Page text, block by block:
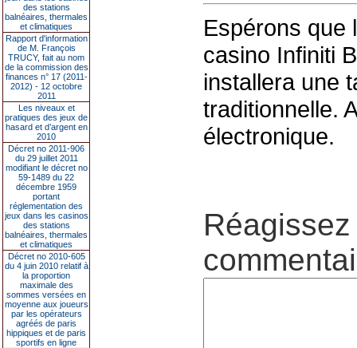
des stations
balnéaires, thermales
et climatiques
Rapport d'information
de M. François
TRUCY, fait au nom
de la commission des
finances n° 17 (2011-
2012) - 12 octobre
2011
Les niveaux et
pratiques des jeux de
hasard et d’argent en
2010
Décret no 2011-906
du 29 juillet 2011
modifiant le décret no
59-1489 du 22
décembre 1959
portant
réglementation des
jeux dans les casinos
des stations
balnéaires, thermales
et climatiques
Décret no 2010-605
du 4 juin 2010 relatif à
la proportion
maximale des
sommes versées en
moyenne aux joueurs
par les opérateurs
agréés de paris
hippiques et de paris
sportifs en ligne
Espérons que
casino Infiniti
installera une
traditionnelle.
électronique.